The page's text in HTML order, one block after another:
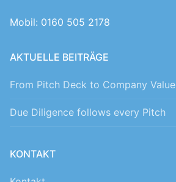
Mobil: 0160 505 2178
AKTUELLE BEITRÄGE
From Pitch Deck to Company Value
Due Diligence follows every Pitch
KONTAKT